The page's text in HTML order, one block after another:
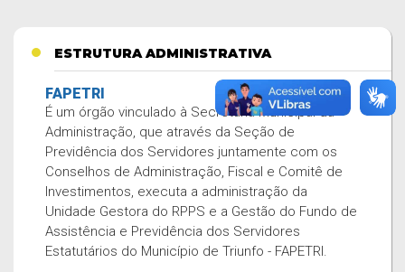
ESTRUTURA ADMINISTRATIVA
FAPETRI
É um órgão vinculado à Secretaria Municipal da
Administração, que através da Seção de
Previdência dos Servidores juntamente com os
Conselhos de Administração, Fiscal e Comitê de
Investimentos, executa a administração da
Unidade Gestora do RPPS e a Gestão do Fundo de
Assistência e Previdência dos Servidores
Estatutários do Município de Triunfo - FAPETRI.